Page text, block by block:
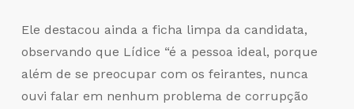
Ele destacou ainda a ficha limpa da candidata,
observando que Lídice “é a pessoa ideal, porque
além de se preocupar com os feirantes, nunca
ouvi falar em nenhum problema de corrupção